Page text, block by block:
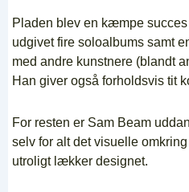
Pladen blev en kæmpe
udgivet fire soloalbums samt
med andre kunstnere (blandt
Han giver også forholdsvis tit
For resten er Sam Beam
selv for alt det visuelle
utroligt lækker designet.